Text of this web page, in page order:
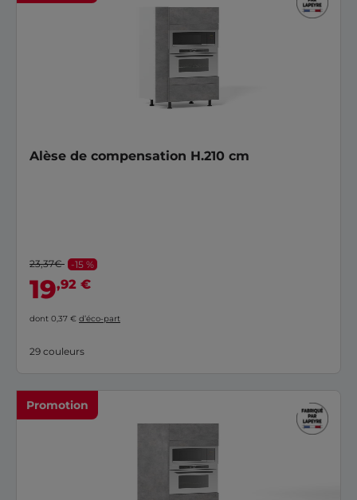
Alèse de compensation H.210 cm
23,37€ -15 %
19,92 €
dont 0,37 € d’éco-part
29 couleurs
Promotion